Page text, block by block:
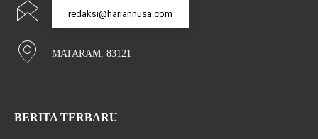
redaksi@hariannusa.com
MATARAM, 83121
BERITA TERBARU